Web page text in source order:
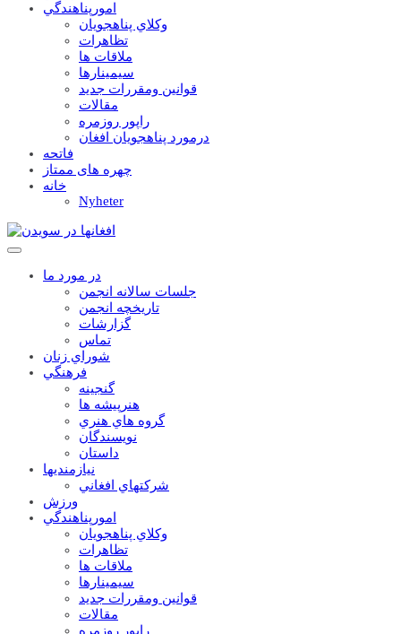
امورپناهندگي
وکلاي پناهجويان
تظاهرات
ملاقات ها
سيمينارها
قوانين ومقررات جديد
مقالات
راپور روزمره
درمورد پناهجويان افغان
فاتحه
چهره های ممتاز
خانه
Nyheter
در مورد ما
جلسات سالانه انجمن
تاریخچه انجمن
گزارشات
تماس
شوراي زنان
فرهنگي
گنجينه
هنرپيشه ها
گروه هاي هنري
نويسندگان
داستان
نيازمنديها
شرکتهاي افغاني
ورزش
امورپناهندگي
وکلاي پناهجويان
تظاهرات
ملاقات ها
سيمينارها
قوانين ومقررات جديد
مقالات
راپور روزمره